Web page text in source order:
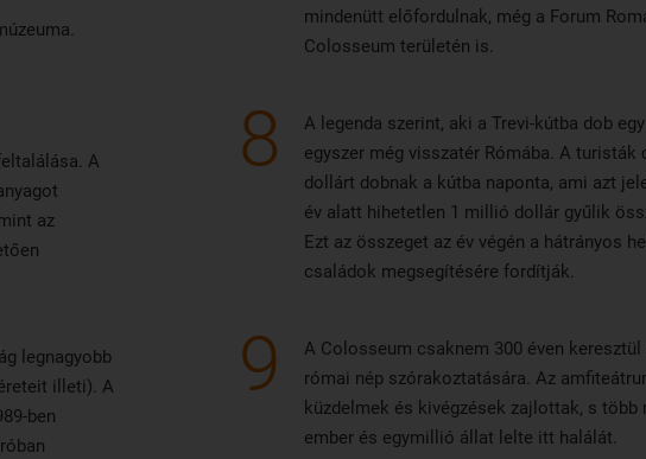
A
az
legnagyobb
illeti). A
ben
mindenütt előfordulnak, még a Forum
Colosseum területén is.
8
A legenda szerint, aki a Trevi-kútba dob
egyszer még visszatér Rómába. A turisták
dollárt dobnak a kútba naponta, ami azt
év alatt hihetetlen 1 millió dollár gyűlik
Ezt az összeget az év végén a hátrányos
családok megsegítésére fordítják.
9
A Colosseum csaknem 300 éven
római nép szórakoztatására. Az
küzdelmek és kivégzések zajlottak, s több
ember és egymillió állat lelte itt halálát.